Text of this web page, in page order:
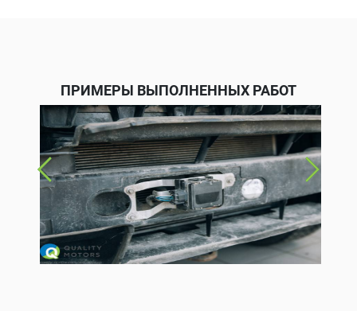
ПРИМЕРЫ ВЫПОЛНЕННЫХ РАБОТ